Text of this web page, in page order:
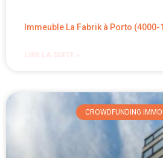
Immeuble La Fabrik à Porto (4000-
LIRE LA SUITE »
CROWDFUNDING